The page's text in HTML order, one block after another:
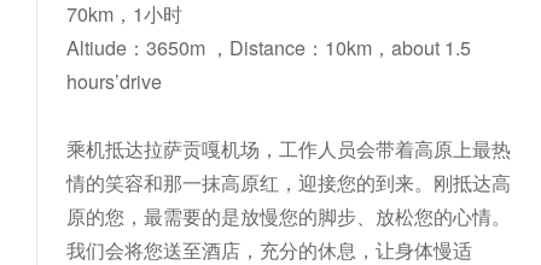
70km ， 1小时
Altiude ：3650m ， Distance ： 10km ，about 1.5
hours’drive
乘机抵达拉萨贡嘎机场，工作人员会带着高原上最热
情的笑容和那一抹高原红，迎接您的到来。刚抵达高
原的您，最需要的是放慢您的脚步、放松您的心情。
我们会将您送至酒店，充分的休息，让身体慢适